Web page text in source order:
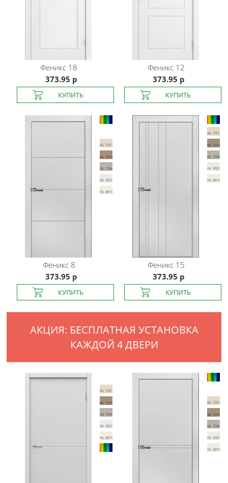
Феникс 18
373.95 р
Феникс 12
373.95 р
Феникс8
373.95 р
Феникс 15
373.95 р
АКЦИЯ: БЕСПЛАТНАЯ УСТАНОВКА
КАЖДОЙ 4 ДВЕРИ